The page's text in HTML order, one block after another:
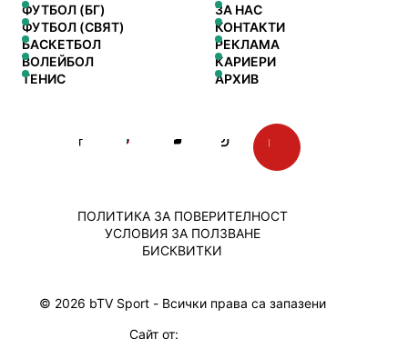
ФУТБОЛ (БГ)
ФУТБОЛ (СВЯТ)
БАСКЕТБОЛ
ВОЛЕЙБОЛ
ТЕНИС
ЗА НАС
КОНТАКТИ
РЕКЛАМА
КАРИЕРИ
АРХИВ
© 2026 bTV Sport - Всички права са запазени
ПОЛИТИКА ЗА ПОВЕРИТЕЛНОСТ
УСЛОВИЯ ЗА ПОЛЗВАНЕ
БИСКВИТКИ
Сайт от: